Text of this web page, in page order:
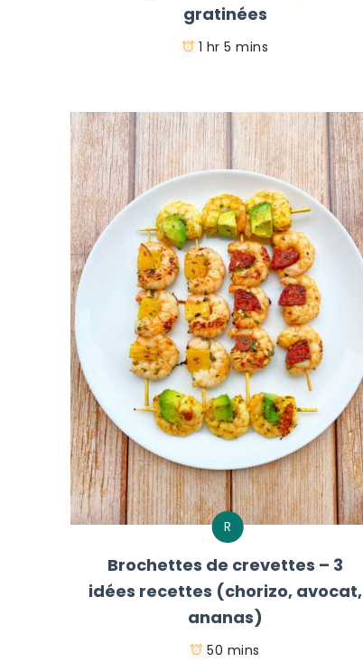
gratinées
1 hr 5 mins
R
Brochettes de crevettes – 3
idées recettes (chorizo, avocat,
ananas)
50 mins